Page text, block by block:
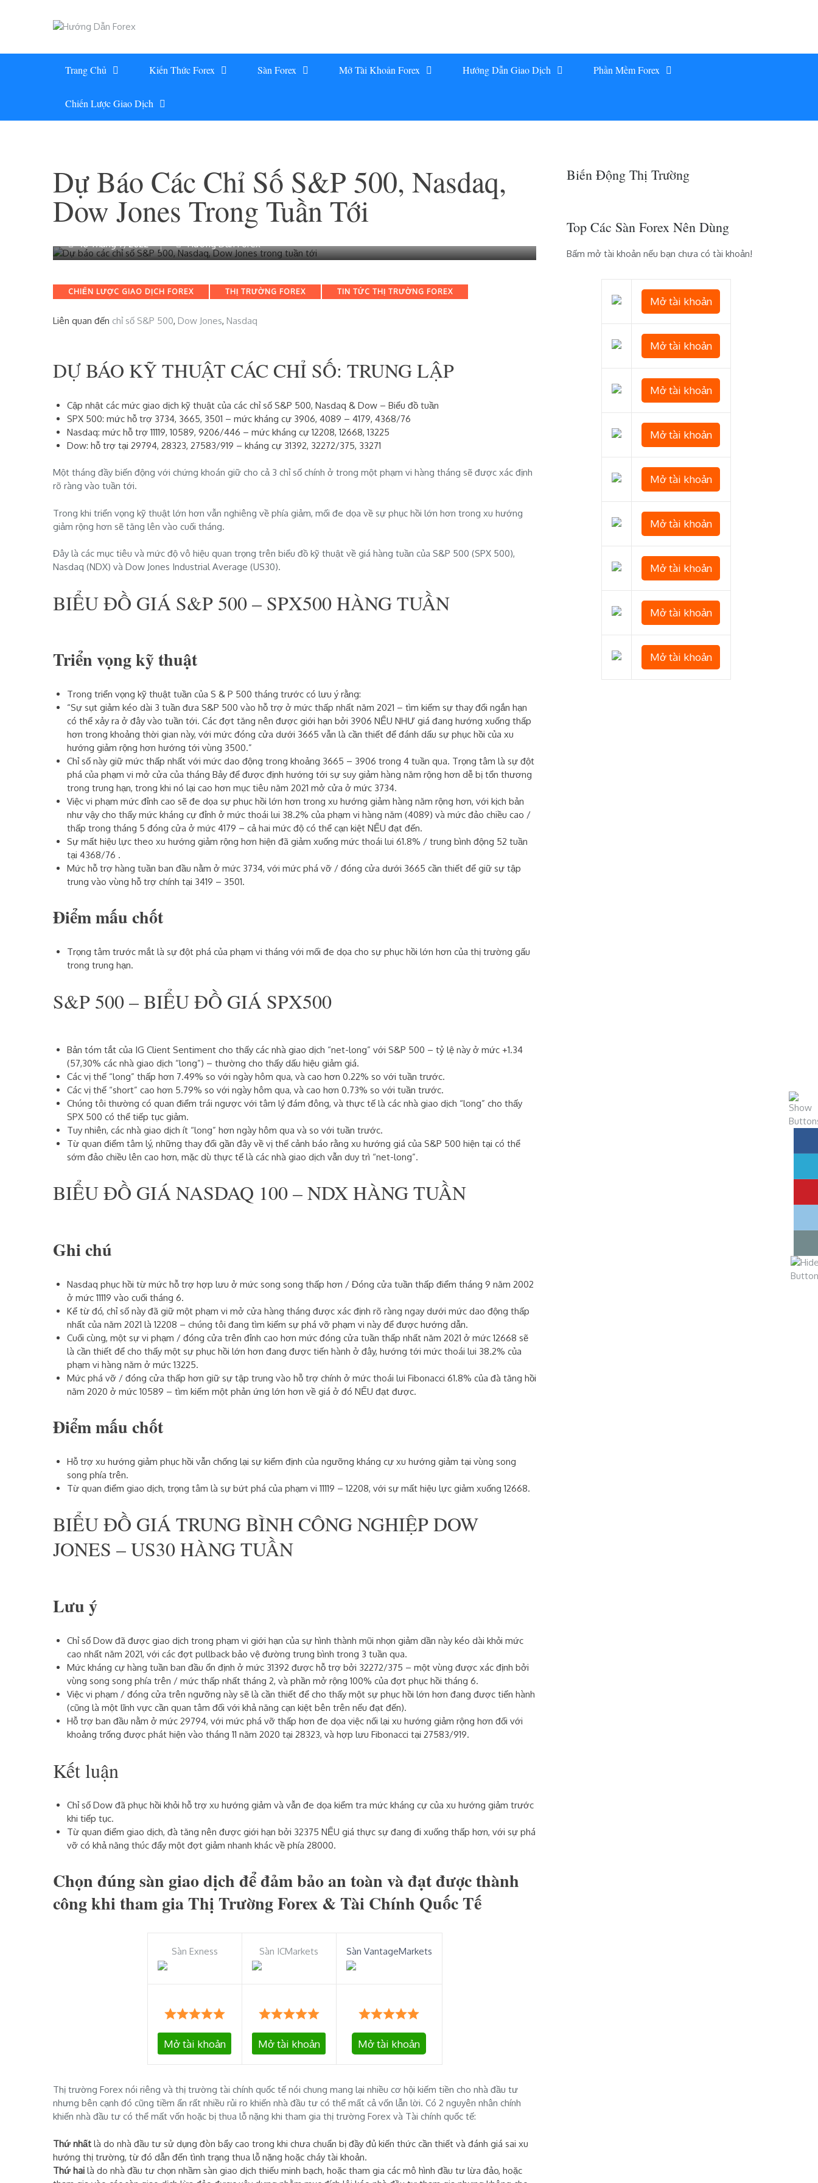
Trang Chủ Kiến Thức Forex Sàn Forex Mở Tài Khoản Forex Hướng Dẫn Giao Dịch Phần Mềm Forex
Chiến Lược Giao Dịch
Dự Báo Các Chỉ Số S&P 500, Nasdaq,
Dow Jones Trong Tuần Tới
16 Tháng 7, 2022 Hướng Dẫn Forex
Categories
CHIẾN LƯỢC GIAO DỊCH FOREX THỊ TRƯỜNG FOREX TIN TỨC THỊ TRƯỜNG FOREX
Liên quan đến chỉ số S&P 500, Dow Jones, Nasdaq
DỰ BÁO KỸ THUẬT CÁC CHỈ SỐ: TRUNG LẬP
Cập nhật các mức giao dịch kỹ thuật của các chỉ số S&P 500, Nasdaq & Dow – Biểu đồ tuần
SPX 500: mức hỗ trợ 3734, 3665, 3501 – mức kháng cự 3906, 4089 – 4179, 4368/76
Nasdaq: mức hỗ trợ 11119, 10589, 9206/446 – mức kháng cự 12208, 12668, 13225
Dow: hỗ trợ tại 29794, 28323, 27583/919 – kháng cự 31392, 32272/375, 33271
Một tháng đầy biến động với chứng khoán giữ cho cả 3 chỉ số chính ở trong một phạm vi hàng tháng sẽ được xác định
rõ ràng vào tuần tới.
Trong khi triển vọng kỹ thuật lớn hơn vẫn nghiêng về phía giảm, mối đe dọa về sự phục hồi lớn hơn trong xu hướng
giảm rộng hơn sẽ tăng lên vào cuối tháng.
Đây là các mục tiêu và mức độ vô hiệu quan trọng trên biểu đồ kỹ thuật về giá hàng tuần của S&P 500 (SPX 500),
Nasdaq (NDX) và Dow Jones Industrial Average (US30).
BIỂU ĐỒ GIÁ S&P 500 – SPX500 HÀNG TUẦN
Triển vọng kỹ thuật
Trong triển vọng kỹ thuật tuần của S & P 500 tháng trước có lưu ý rằng:
“Sự sụt giảm kéo dài 3 tuần đưa S&P 500 vào hỗ trợ ở mức thấp nhất năm 2021 – tìm kiếm sự thay đổi ngắn hạn
có thể xảy ra ở đây vào tuần tới. Các đợt tăng nên được giới hạn bởi 3906 NẾU NHƯ giá đang hướng xuống thấp
hơn trong khoảng thời gian này, với mức đóng cửa dưới 3665 vẫn là cần thiết để đánh dấu sự phục hồi của xu
hướng giảm rộng hơn hướng tới vùng 3500.”
Chỉ số này giữ mức thấp nhất với mức dao động trong khoảng 3665 – 3906 trong 4 tuần qua. Trọng tâm là sự đột
phá của phạm vi mở cửa của tháng Bảy để được định hướng tới sự suy giảm hàng năm rộng hơn dễ bị tổn thương
trong trung hạn, trong khi nó lại cao hơn mục tiêu năm 2021 mở cửa ở mức 3734.
Việc vi phạm mức đỉnh cao sẽ đe dọa sự phục hồi lớn hơn trong xu hướng giảm hàng năm rộng hơn, với kịch bản
như vậy cho thấy mức kháng cự đỉnh ở mức thoái lui 38.2% của phạm vi hàng năm (4089) và mức đảo chiều cao /
thấp trong tháng 5 đóng cửa ở mức 4179 – cả hai mức độ có thể cạn kiệt NẾU đạt đến.
Sự mất hiệu lực theo xu hướng giảm rộng hơn hiện đã giảm xuống mức thoái lui 61.8% / trung bình động 52 tuần
tại 4368/76 .
Mức hỗ trợhàng tuần ban đầu nằm ở mức 3734, với mức phá vỡ / đóng cửa dưới 3665 cần thiết để giữ sự tập
trung vào vùng hỗ trợ chính tại 3419 – 3501.
Điểm mấu chốt
Trọng tâm trước mắt là sự đột phá của phạm vi tháng với mối đe dọa cho sự phục hồi lớn hơn của thị trường gấu
trong trung hạn.
S&P 500 – BIỂU ĐỒ GIÁ SPX500
Bản tóm tắt của IG Client Sentimentcho thấy các nhà giao dịch “net-long” với S&P 500 – tỷ lệ này ở mức +1.34
(57,30% các nhà giao dịch “long”) – thường cho thấy dấu hiệu giảm giá.
Các vị thế “long” thấp hơn 7.49% so với ngày hôm qua, và cao hơn 0.22% so với tuần trước.
Các vị thế “short” cao hơn 5.79% so với ngày hôm qua, và cao hơn 0.73% so với tuần trước.
Chúng tôi thường có quan điểm trái ngược với tâm lý đám đông, và thực tế là các nhà giao dịch “long” cho thấy
SPX 500 có thể tiếp tục giảm.
Tuy nhiên, các nhà giao dịch ít “long” hơn ngày hôm qua và so với tuần trước.
Từ quan điểm tâm lý, những thay đổi gần đây về vị thế cảnh báo rằng xu hướng giá của S&P 500 hiện tại có thể
sớm đảo chiều lên cao hơn, mặc dù thực tế là các nhà giao dịch vẫn duy trì “net-long”.
BIỂU ĐỒ GIÁ NASDAQ 100 – NDX HÀNG TUẦN
Ghi chú
Nasdaq phục hồi từ mức hỗ trợ hợp lưu ở mức song song thấp hơn / Đóng cửa tuần thấp điểm tháng 9 năm 2002
ở mức 11119 vào cuối tháng 6.
Kể từ đó, chỉ số này đã giữ một phạm vi mở cửa hàng tháng được xác định rõ ràng ngay dưới mức dao động thấp
nhất của năm 2021 là 12208 – chúng tôi đang tìm kiếm sự phá vỡ phạm vi này để được hướng dẫn.
Cuối cùng, một sự vi phạm / đóng cửa trên đỉnh cao hơn mức đóng cửa tuần thấp nhất năm 2021 ở mức 12668 sẽ
là cần thiết để cho thấy một sự phục hồi lớn hơn đang được tiến hành ở đây, hướng tới mức thoái lui 38.2% của
phạm vi hàng năm ở mức 13225.
Mức phá vỡ / đóng cửa thấp hơn giữ sự tập trung vào hỗ trợ chính ở mức thoái lui Fibonacci 61.8% của đà tăng hồi
năm 2020 ở mức 10589 – tìm kiếm một phản ứng lớn hơn về giá ở đó NẾU đạt được.
Điểm mấu chốt
Hỗ trợ xu hướng giảm phục hồi vẫn chống lại sự kiểm định của ngưỡng kháng cự xu hướng giảm tại vùng song
song phía trên.
Từ quan điểm giao dịch, trọng tâm là sự bứt phá của phạm vi 11119 – 12208, với sự mất hiệu lực giảm xuống 12668.
BIỂU ĐỒ GIÁ TRUNG BÌNH CÔNG NGHIỆP DOW
JONES – US30 HÀNG TUẦN
Lưu ý
Chỉ số Dow đã được giao dịch trong phạm vi giới hạn của sự hình thành mũi nhọn giảm dần này kéo dài khỏi mức
cao nhất năm 2021, với các đợt pullback bảo vệ đường trung bình trong 3 tuần qua.
Mức kháng cự hàng tuần ban đầu ổn định ở mức 31392 được hỗ trợ bởi 32272/375 – một vùng được xác định bởi
vùng song song phía trên / mức thấp nhất tháng 2, và phần mở rộng 100% của đợt phục hồi tháng 6.
Việc vi phạm / đóng cửa trên ngưỡng này sẽ là cần thiết để cho thấy một sự phục hồi lớn hơn đang được tiến hành
(cũng là một lĩnh vực cần quan tâm đối với khả năng cạn kiệt bên trên nếu đạt đến).
Hỗ trợ ban đầu nằm ở mức 29794, với mức phá vỡ thấp hơn đe dọa việc nối lại xu hướng giảm rộng hơn đối với
khoảng trống được phát hiện vào tháng 11 năm 2020 tại 28323, và hợp lưu Fibonacci tại 27583/919.
Kết luận
Chỉ số Dow đã phục hồi khỏi hỗ trợ xu hướng giảm và vẫn đe dọa kiểm tra mức kháng cự của xu hướng giảm trước
khi tiếp tục.
Từ quan điểm giao dịch, đà tăng nên được giới hạn bởi 32375 NẾU giá thực sự đang đi xuống thấp hơn, với sự phá
vỡ có khả năng thúc đẩy một đợt giảm nhanh khác về phía 28000.
Chọn đúng sàn giao dịch để đảm bảo an toàn và đạt được thành
công khi tham gia Thị Trường Forex & Tài Chính Quốc Tế
Sàn Exness Sàn ICMarkets Sàn VantageMarkets
Mở tài khoản Mở tài khoản Mở tài khoản
Thị trường Forex nói riêng và thị trường tài chính quốc tế nói chung mang lại nhiều cơ hội kiếm tiền cho nhà đầu tư
nhưng bên cạnh đó cũng tiềm ẩn rất nhiều rủi ro khiến nhà đầu tư có thể mất cả vốn lẫn lời. Có 2 nguyên nhân chính
khiến nhà đầu tư có thể mất vốn hoặc bị thua lỗ nặng khi tham gia thị trường Forex và Tài chính quốc tế:
Thứ nhất là do nhà đầu tư sử dụng đòn bẩy cao trong khi chưa chuẩn bị đầy đủ kiến thức cần thiết và đánh giá sai xu
hướng thị trường, từ đó dẫn đến tình trạng thua lỗ nặng hoặc cháy tài khoản.
Thứ hai là do nhà đầu tư chọn nhầm sàn giao dịch thiếu minh bạch, hoặc tham gia các mô hình đầu tư lừa đảo, hoặc
Biến Động Thị Trường
Top Các Sàn Forex Nên Dùng
Bấm mở tài khoản nếu bạn chưa có tài khoản!
Mở tài khoản
Mở tài khoản
Mở tài khoản
Mở tài khoản
Mở tài khoản
Mở tài khoản
Mở tài khoản
Mở tài khoản
Mở tài khoản